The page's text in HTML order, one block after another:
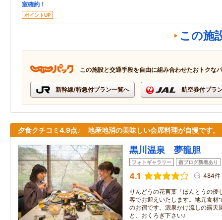
室確約！
ポイントUP
この施
この施設と交通手段を自由に組み合わせたおトクな
新幹線/特急付プラン一覧へ 航空券付プラ
夕食クチコミ4.9点♪ 地産地消の美味しい会席料理が自慢です。
黒川温泉 夢龍胆
フォトギャラリー 宿ブログ新着あり
4.1 484件
りんどうの花言葉「ほんとうの優
客でお迎えいたします。地元食材
のお宿です。源泉かけ流しの露天
と、おくろぎ下さい♪